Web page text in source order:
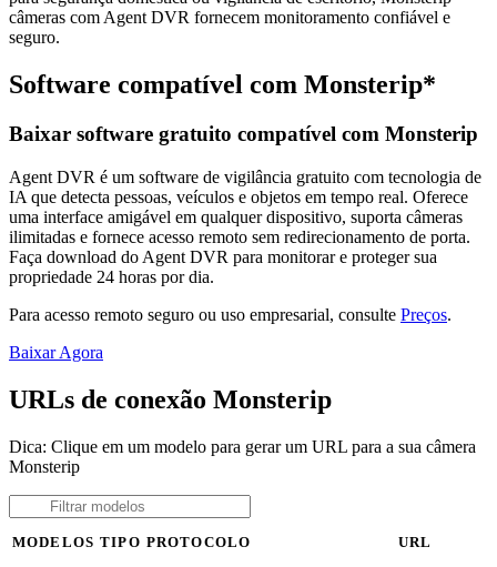
câmeras com Agent DVR fornecem monitoramento confiável e
seguro.
Software compatível com Monsterip*
Baixar software gratuito compatível com Monsterip
Agent DVR é um software de vigilância gratuito com tecnologia de
IA que detecta pessoas, veículos e objetos em tempo real. Oferece
uma interface amigável em qualquer dispositivo, suporta câmeras
ilimitadas e fornece acesso remoto sem redirecionamento de porta.
Faça download do Agent DVR para monitorar e proteger sua
propriedade 24 horas por dia.
Para acesso remoto seguro ou uso empresarial, consulte Preços.
Baixar Agora
URLs de conexão Monsterip
Dica: Clique em um modelo para gerar um URL para a sua câmera
Monsterip
MODELOS TIPO PROTOCOLO URL